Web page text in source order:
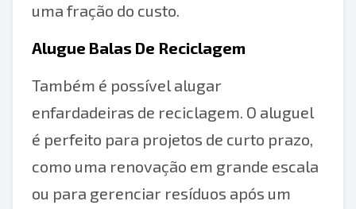
uma fração do custo.
Alugue Balas De Reciclagem
Também é possível alugar
enfardadeiras de reciclagem. O aluguel
é perfeito para projetos de curto prazo,
como uma renovação em grande escala
ou para gerenciar resíduos após um